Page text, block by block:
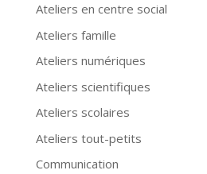
Ateliers en centre social
Ateliers famille
Ateliers numériques
Ateliers scientifiques
Ateliers scolaires
Ateliers tout-petits
Communication